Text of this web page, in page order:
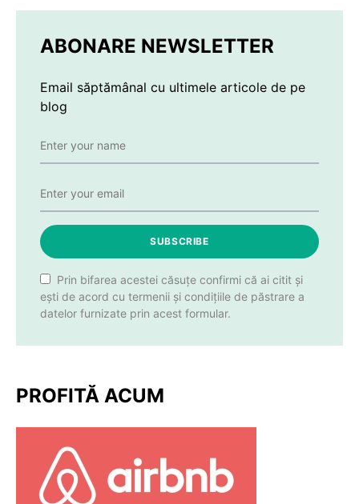
ABONARE NEWSLETTER
Email săptămânal cu ultimele articole de pe
blog
SUBSCRIBE
Prin bifarea acestei căsuțe confirmi că ai citit și
ești de acord cu termenii și condițiile de păstrare a
datelor furnizate prin acest formular.
PROFITĂ ACUM